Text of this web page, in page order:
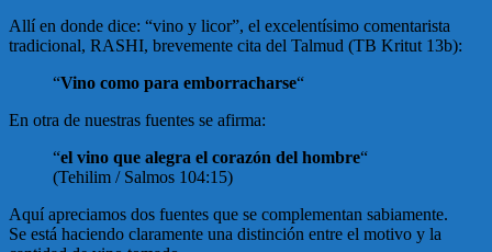
Allí en donde dice: “vino y licor”, el excelentísimo comentarista
tradicional, RASHI, brevemente cita del Talmud (TB Kritut 13b):
“Vino como para emborracharse“
En otra de nuestras fuentes se afirma:
“el vino que alegra el corazón del hombre“
(Tehilim / Salmos 104:15)
Aquí apreciamos dos fuentes que se complementan sabiamente.
Se está haciendo claramente una distinción entre el motivo y la